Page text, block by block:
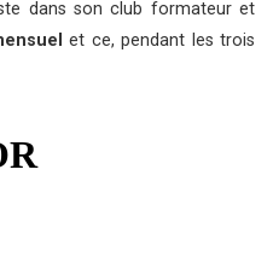
dans son club formateur et
et ce, pendant les trois